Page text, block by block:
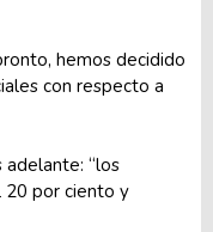
hemos decidido
con respecto a
adelante: “los
20 por ciento y